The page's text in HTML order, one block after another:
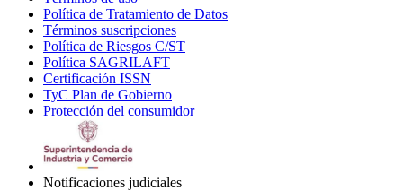
in
new
window
Política de Tratamiento de Datos
Términos suscripciones
in
Política de Riesgos C/ST
Política SAGRILAFT
new
window
Certificación ISSN
in
new
TyC Plan de Gobierno
in
Protección del consumidorOpens
Notificaciones judiciales